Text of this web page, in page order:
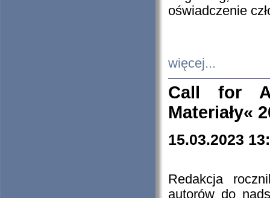
oświadczenie
więcej...
Call for
Materiały«
15.03.2023
Redakcja
autorów do